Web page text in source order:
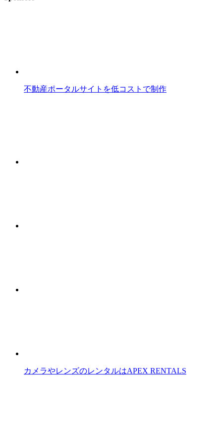
不動産ポータルサイトを低コストで制作
カメラやレンズのレンタルはAPEX RENTALS